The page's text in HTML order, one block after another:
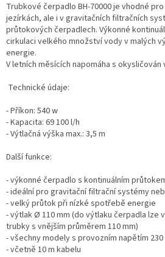
Trubkové čerpadlo BH-70000 je vhodné
jezírkách, ale i v gravitačních filtračních
průtokových čerpadlech. Výkonné
cirkulaci velkého množství vody v malých
energie.
V letních měsících napomáha s okysličován
Technické údaje:
- Příkon: 540 w
- Kapacita: 69 100 l/h
- Výtlačná výška max.: 3,5 m
Další funkce:
- výkonné čerpadlo s kontinuálním
- ideální pro gravitační filtrační systémy
- velký průtok při nízké spotřebě energie
- výtlak Ø 110 mm (do výtlaku čerpadla lze
trubky s vnějším průměrem 110 mm)
- všechny modely s provozním napětím 230
- včetně 10 m kabelu